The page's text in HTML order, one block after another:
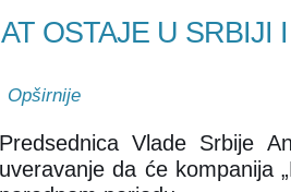
OSTAJE U SRBIJI
Opširnije
Predsednica Vlade Srbije
uveravanje da će kompanija